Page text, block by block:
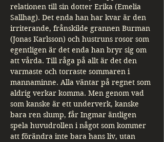
relationen till sin dotter Erika (Emelia
Sallhag). Det enda han har kvar är den
irriterande, frånskilde grannen Burman
(Jonas Karlsson) och hustruns rosor som
egentligen är det enda han bryr sig om
att vårda. Till råga på allt är det den
varmaste och torraste sommaren i
mannaminne. Alla väntar på regnet som
aldrig verkar komma. Men genom vad
som kanske är ett underverk, kanske
bara ren slump, får Ingmar äntligen
spela huvudrollen i något som kommer
att förändra inte bara hans liv, utan